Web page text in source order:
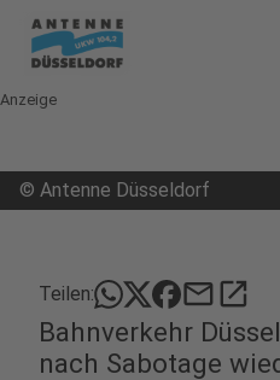
Anzeige
© Antenne Düsseldorf
Teilen: mailopen_in_new
Bahnverkehr
nach Sabotage